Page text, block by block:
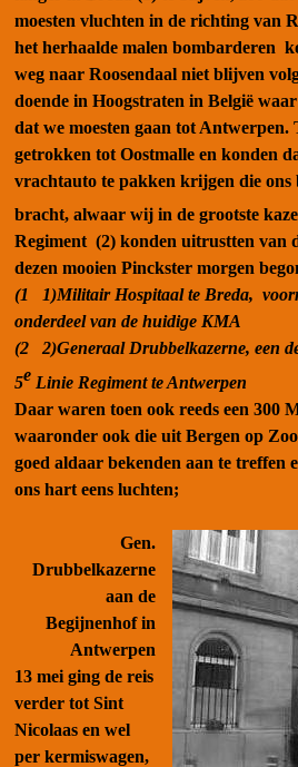
moesten vluchten in de richting van
het herhaalde malen bombarderen
weg naar Roosendaal niet blijven
doende in Hoogstraten in België
dat we moesten gaan tot Antwerpen.
getrokken tot Oostmalle en konden
vrachtauto te pakken krijgen die ons
bracht, alwaar wij in de grootste
Regiment (2) konden uitrustten van
dezen mooien Pinckster morgen
(1 1)Militair Hospitaal te Breda,
onderdeel van de huidige KMA
(2 2)Generaal Drubbelkazerne, een
5e Linie Regiment te Antwerpen
Daar waren toen ook reeds een 300
waaronder ook die uit Bergen op
goed aldaar bekenden aan te treffen
ons hart eens luchten;
Gen.
Drubbelkazerne
aan de
Begijnenhof in
Antwerpen
13 mei ging de reis
verder tot Sint
Nicolaas en wel
per kermiswagen,